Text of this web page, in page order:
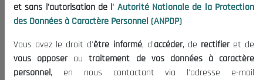
Organisation
Publications
Informations utiles
Appels d'offres et Consultations
et sans l'autorisation de l' Autorité Nationale de la Protection
des Données à Caractère Personnel (ANPDP)
Vous avez le droit d'être informé, d'accéder, de rectifieret de
vous opposerautraitement de vos données à caractère
personnel, en nous contactant via l'adresse e-mail